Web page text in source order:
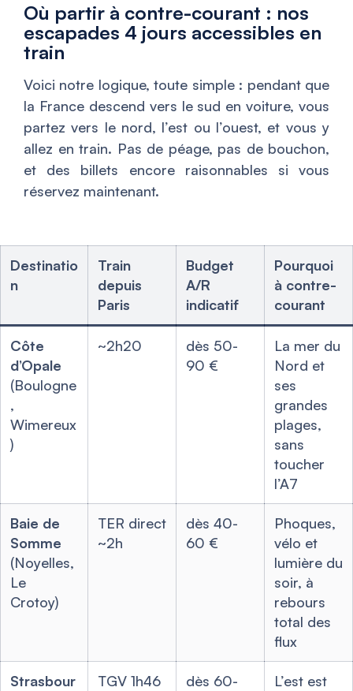
Où partir à contre-courant : nos
escapades 4 jours accessibles en
train
Voici notre logique, toute simple : pendant que
la France descend vers le sud en voiture, vous
partez vers le nord, l’est ou l’ouest, et vous y
allez en train. Pas de péage, pas de bouchon,
et des billets encore raisonnables si vous
réservez maintenant.
Destinatio
n
Train
depuis
Paris
Budget
A/R
indicatif
Pourquoi
à contre-
courant
Côte
d’Opale
(Boulogne
,
Wimereux
)
~2h20
dès 50-
90 €
La mer du
Nord et
ses
grandes
plages,
sans
toucher
l’A7
Baie de
Somme
(Noyelles,
Le
Crotoy)
TER direct
~2h
dès 40-
60 €
Phoques,
vélo et
lumière du
soir, à
rebours
total des
flux
Strasbour
TGV 1h46
dès 60-
L’est est